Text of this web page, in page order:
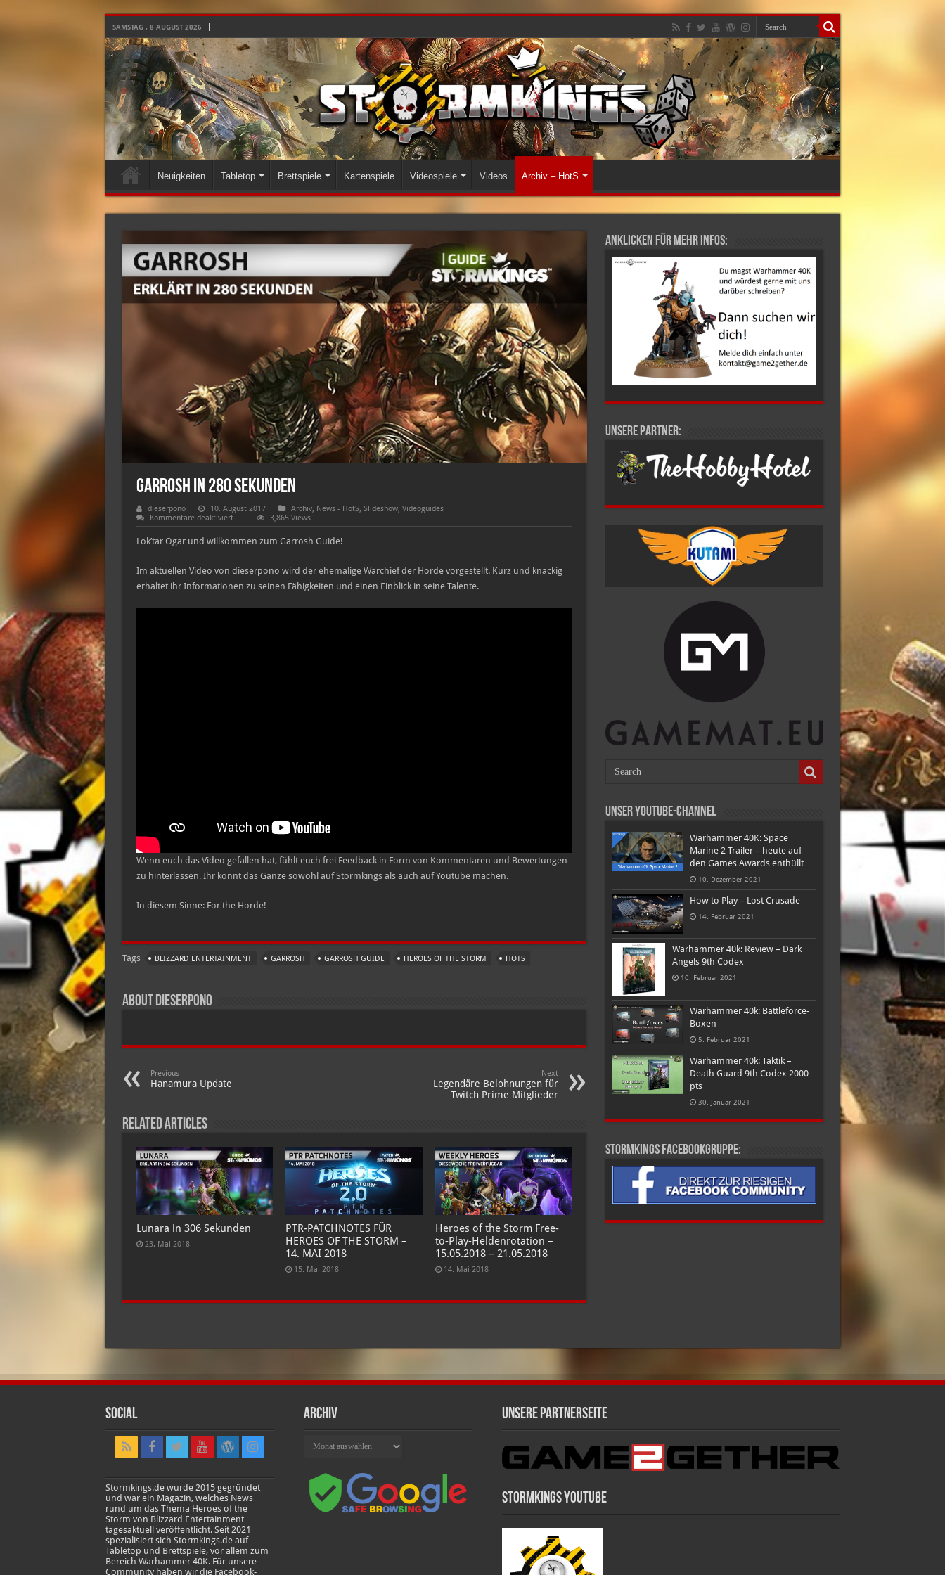
SAMSTAG , 8 AUGUST 2026
Neuigkeiten Tabletop Brettspiele Kartenspiele Videospiele Videos Archiv – HotS
Garrosh in 280 Sekunden
dieserpono 10. August 2017 Archiv, News - HotS, Slideshow, Videoguides
Kommentare deaktiviertfür
Garrosh
280
3,865 Views
Lok’tar Ogar und willkommen zum Garrosh Guide!
Im aktuellen Video von dieserpono wird der ehemalige Warchief der Horde vorgestellt. Kurz und knackig
erhaltet ihr Informationen zu seinen Fähigkeiten und einen Einblick in seine Talente.
Wenn euch das Video gefallen hat, fühlt euch frei Feedback in Form von Kommentaren und Bewertungen
zu hinterlassen. Ihr könnt das Ganze sowohl auf Stormkings als auch auf Youtube machen.
In diesem Sinne: For the Horde!
Tags BLIZZARD ENTERTAINMENT GARROSH GARROSH GUIDE HEROES OF THE STORM HOTS
About dieserpono
Previous
Hanamura Update
Next
Legendäre Belohnungen für
Twitch Prime Mitglieder
Related Articles
Lunara in 306 Sekunden
23. Mai 2018
PTR-PATCHNOTES FÜR
HEROES OF THE STORM –
14. MAI 2018
15. Mai 2018
Heroes of the Storm Free-
to-Play-Heldenrotation –
15.05.2018 – 21.05.2018
14. Mai 2018
Anklicken für mehr Infos:
Unsere Partner:
Unser Youtube-Channel
Warhammer 40K: Space
Marine 2 Trailer – heute auf
den Games Awards enthüllt
10. Dezember 2021
How to Play – Lost Crusade
14. Februar 2021
Warhammer 40k: Review – Dark
Angels 9th Codex
10. Februar 2021
Warhammer 40k: Battleforce-
Boxen
5. Februar 2021
Warhammer 40k: Taktik –
Death Guard 9th Codex 2000
pts
30. Januar 2021
Stormkings Facebookgruppe:
Social
Stormkings.de wurde 2015 gegründet
und war ein Magazin, welches News
rund um das Thema Heroes of the
Storm von Blizzard Entertainment
tagesaktuell veröffentlicht. Seit 2021
spezialisiert sich Stormkings.de auf
Tabletop und Brettspiele, vor allem zum
Bereich Warhammer 40K. Für unsere
Community haben wir die Facebook-
Archiv Unsere Partnerseite
Stormkings Youtube